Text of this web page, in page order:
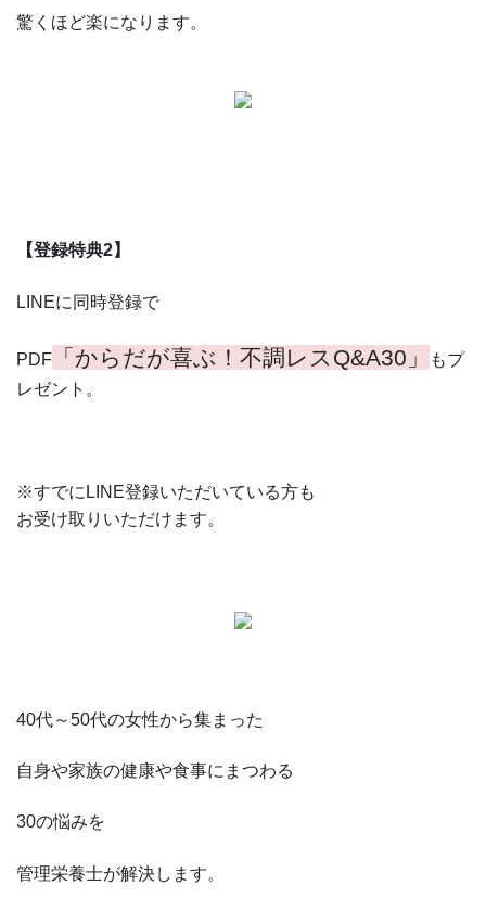
驚くほど楽になります。
【登録特典2】
LINEに同時登録で
PDF 「からだが喜ぶ！不調レスQ&A30」
もプ
レゼント。
※すでにLINE登録いただいている方も
お受け取りいただけます。
40代～50代の女性から集まった
自身や家族の健康や食事にまつわる
30の悩みを
管理栄養士が解決します。